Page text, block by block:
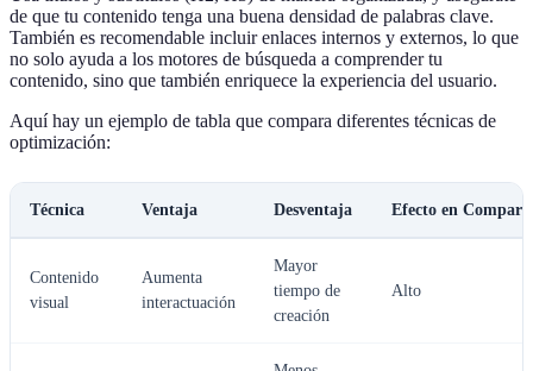
de que tu contenido tenga una buena densidad de palabras clave.
También es recomendable incluir enlaces internos y externos, lo que
no solo ayuda a los motores de búsqueda a comprender tu
contenido, sino que también enriquece la experiencia del usuario.
Aquí hay un ejemplo de tabla que compara diferentes técnicas de
optimización:
Técnica Ventaja Desventaja Efecto en
Contenido
visual
Aumenta
interactuación
Mayor
tiempo de
creación
Alto